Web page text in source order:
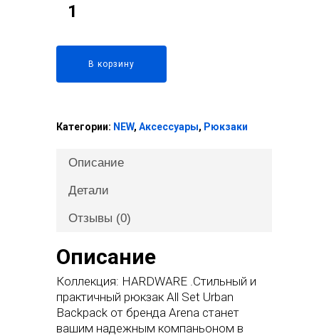
В корзину
Категории: NEW, Аксессуары, Рюкзаки
Описание
Детали
Отзывы (0)
Описание
Коллекция: HARDWARE .Стильный и
практичный рюкзак All Set Urban
Backpack от бренда Arena станет
вашим надежным компаньоном в